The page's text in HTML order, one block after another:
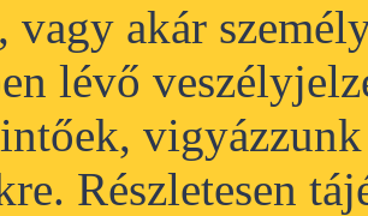
vagy akár
lévő
vigyázzunk
Részletesen